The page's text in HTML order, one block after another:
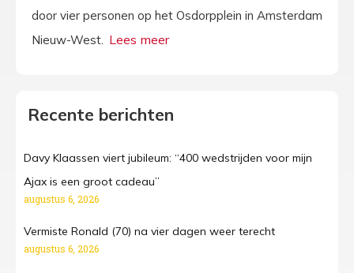
door vier personen op het Osdorpplein in Amsterdam
Nieuw-West.
Recente berichten
Davy Klaassen viert jubileum: “400 wedstrijden voor mijn
Ajax is een groot cadeau”
augustus 6, 2026
Vermiste Ronald (70) na vier dagen weer terecht
augustus 6, 2026